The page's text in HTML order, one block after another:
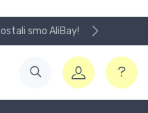
smo AliBay!